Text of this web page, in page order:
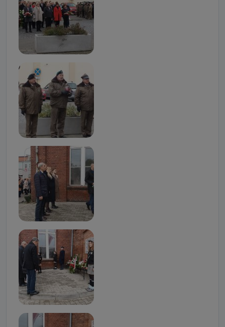
Co mogą Państwo zrobić z
przekazanymi nam danymi?
Po wyrażeniu zgody na przetwarzanie danych osobowych,
mają Państwo prawo do żądania od Telewizji Kablowa
Pro-Art z siedzibą w miejscowości Ostrów Wielkopolski (63-
400) przy ul. Wolności 19 dostępu do danych osobowych
dotyczących Państwa oraz uzyskania ich kopii, a także
żądania ich sprostowania, usunięcia danych,
ograniczenia ich przetwarzania oraz prawo wniesienia
sprzeciwu wobec ich przetwarzania.
Do kiedy Państwa dane osobowe będą
przechowywane?
Do czasu wycofania zgody lub, jeśli dane będą
przetwarzane na podstawie prawnie uzasadnionego celu
administratora – do momentu wniesienia sprzeciwu.
Jakie dane osobowe przetwarzamy?
Przetwarzane kategorie Państwa danych osobowych to
dane, które pochodzą bezpośrednio od Państwa (lub
zostały przekazane w Państwa imieniu) lub dane osobowe,
które zostały zebrane ze źródeł publicznie dostępnych, w
szczególności: imię i nazwisko, adres e-mail, telefon
danych osobowych są pracownicy i współpracownicy
oraz partnerzy wspomagający administratora w jego
biznesowej działalności.
Jak skontaktować się z inspektorem
danych osobowych?
Można to zrobić pod numerem telefonu 62 735-51-05 lub
e-mailowo pod adresem: poczta@tvproart.pl